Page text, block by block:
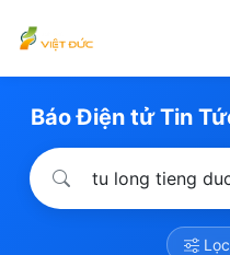
Báo Điện tử Tin